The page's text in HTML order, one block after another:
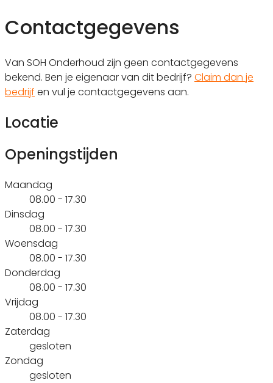
Contactgegevens
Van SOH Onderhoud zijn geen contactgegevens
bekend. Ben je eigenaar van dit bedrijf? Claim dan je
bedrijf en vul je contactgegevens aan.
Locatie
Openingstijden
Maandag
08.00 - 17.30
Dinsdag
08.00 - 17.30
Woensdag
08.00 - 17.30
Donderdag
08.00 - 17.30
Vrijdag
08.00 - 17.30
Zaterdag
gesloten
Zondag
gesloten